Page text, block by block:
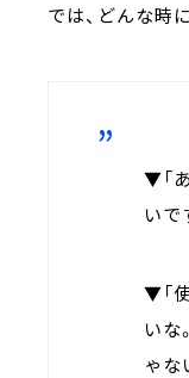
では、どんな時
▼「
いで
▼「
いな
ゃな